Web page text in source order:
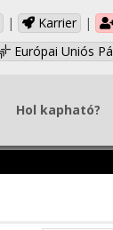
| Karrier |
Európai Uniós
Hol kapható?